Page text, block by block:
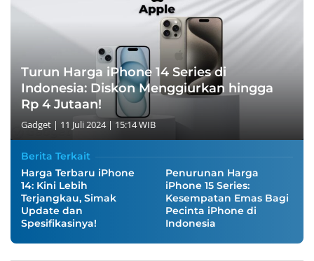
Turun Harga iPhone 14 Series di
Indonesia: Diskon Menggiurkan hingga
Rp 4 Jutaan!
Gadget | 11 Juli 2024 | 15:14 WIB
Berita Terkait
Harga Terbaru iPhone
14: Kini Lebih
Terjangkau, Simak
Update dan
Spesifikasinya!
Penurunan Harga
iPhone 15 Series:
Kesempatan Emas Bagi
Pecinta iPhone di
Indonesia